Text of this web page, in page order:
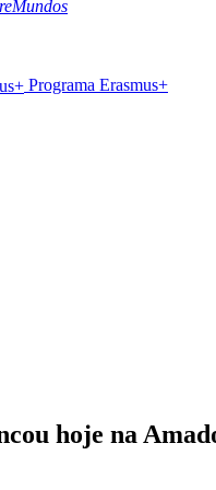
Programa Erasmus+
hoje na